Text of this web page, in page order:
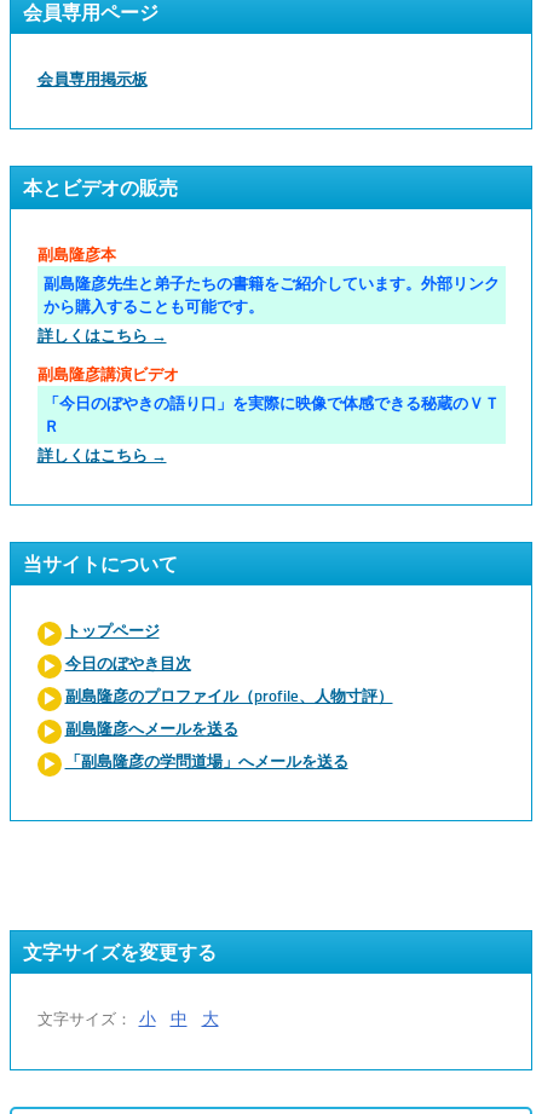
会員専用ページ
会員専用掲示板
本とビデオの販売
副島隆彦本
副島隆彦先生と弟子たちの書籍をご紹介しています。外部リンク
から購入することも可能です。
詳しくはこちら →
副島隆彦講演ビデオ
「今日のぼやきの語り口」を実際に映像で体感できる秘蔵のＶＴ
Ｒ
詳しくはこちら →
当サイトについて
トップページ
今日のぼやき目次
副島隆彦のプロファイル（profile、人物寸評）
副島隆彦へメールを送る
「副島隆彦の学問道場」へメールを送る
文字サイズを変更する
文字サイズ： 小 中 大